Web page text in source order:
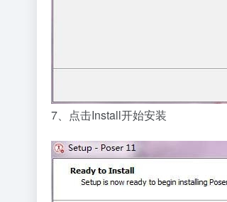
7、点击Install开始安装